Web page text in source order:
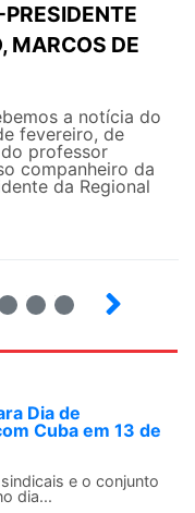
MARCOS DE
a notícia do
fevereiro, de
professor
companheiro da
da Regional
Dia de
Cuba em 13 de
e o conjunto
dia...